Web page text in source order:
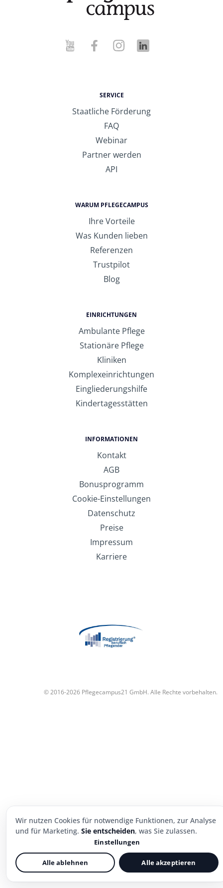
SERVICE
Staatliche Förderung
FAQ
Webinar
Partner werden
API
WARUM PFLEGECAMPUS
Ihre Vorteile
Was Kunden lieben
Referenzen
Trustpilot
Blog
EINRICHTUNGEN
Ambulante Pflege
Stationäre Pflege
Kliniken
Komplexeinrichtungen
Eingliederungshilfe
Kindertagesstätten
INFORMATIONEN
Kontakt
AGB
Bonusprogramm
Cookie-Einstellungen
Datenschutz
Preise
Impressum
Karriere
© 2016-2026 Pflegecampus21 GmbH. Alle Rechte vorbehalten.
Wir nutzen Cookies für notwendige Funktionen, zur Analyse
und für Marketing. Sie entscheiden, was Sie zulassen.
Einstellungen
Alle ablehnen Alle akzeptieren
Notwendig Immer aktiv